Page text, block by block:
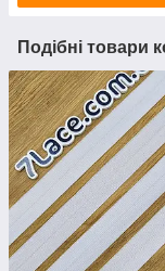
Подібні товари